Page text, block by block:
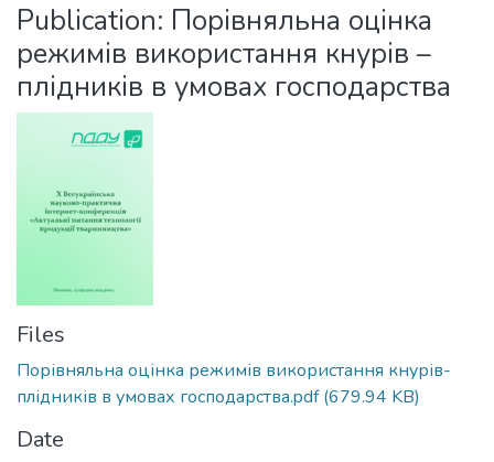
Statistics
Publication: Порівняльна оцінка
режимів використання кнурів –
плідників в умовах господарства
Files
Порівняльна оцінка режимів використання кнурів-
плідників в умовах господарства.pdf(679.94 KB)
Date